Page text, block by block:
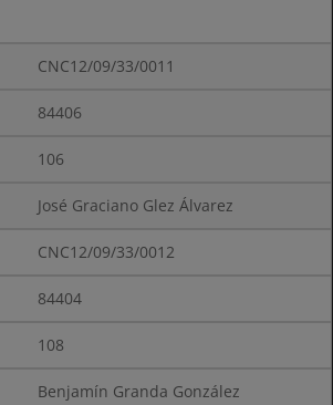
CNC12/09/33/0011
84406
106
José Graciano Glez Álvarez
CNC12/09/33/0012
84404
108
Benjamín Granda González